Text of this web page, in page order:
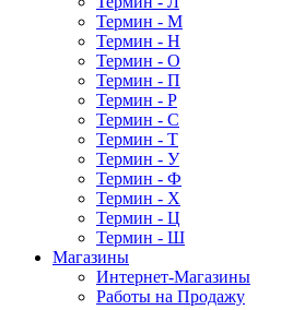
Термин - М
Термин - Н
Термин - О
Термин - П
Термин - Р
Термин - С
Термин - Т
Термин - У
Термин - Ф
Термин - Х
Термин - Ц
Термин - Ш
Магазины
Интернет-Магазины
Работы на Продажу